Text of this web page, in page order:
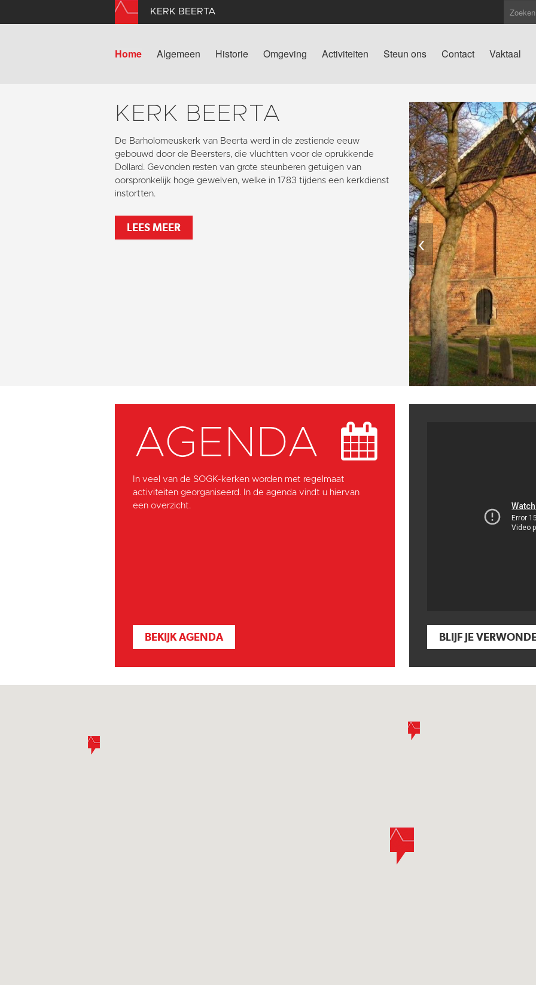
KERK BEERTA
Home Algemeen Historie Omgeving Activiteiten Steun ons Contact Vaktaal
KERK BEERTA
De Barholomeuskerk van Beerta werd in de zestiende eeuw
gebouwd door de Beersters, die vluchtten voor de oprukkende
Dollard. Gevonden resten van grote steunberen getuigen van
oorspronkelijk hoge gewelven, welke in 1783 tijdens een kerkdienst
instortten.
LEES MEER
‹
AGENDA
In veel van de SOGK-kerken worden met regelmaat
activiteiten georganiseerd. In de agenda vindt u hiervan
een overzicht.
BEKIJK AGENDA BLIJF JE